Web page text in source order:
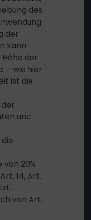
des
der
kann.
der
– wie hier
ist die
und
20%
14, Art.
von Art.